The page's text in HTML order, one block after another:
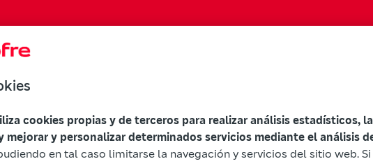
cookies propias y de terceros para realizar análisis estadísticos,
y personalizar determinados servicios mediante el análisis
en tal caso limitarse la navegación y servicios del sitio web.